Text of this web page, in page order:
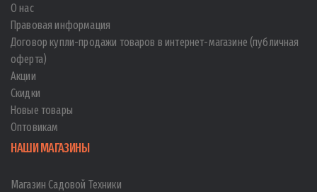
О нас
Правовая информация
Договор купли-продажи товаров в интернет-магазине (публичная
оферта)
Акции
Скидки
Новые товары
Оптовикам
НАШИ МАГАЗИНЫ
Магазин Садовой Техники